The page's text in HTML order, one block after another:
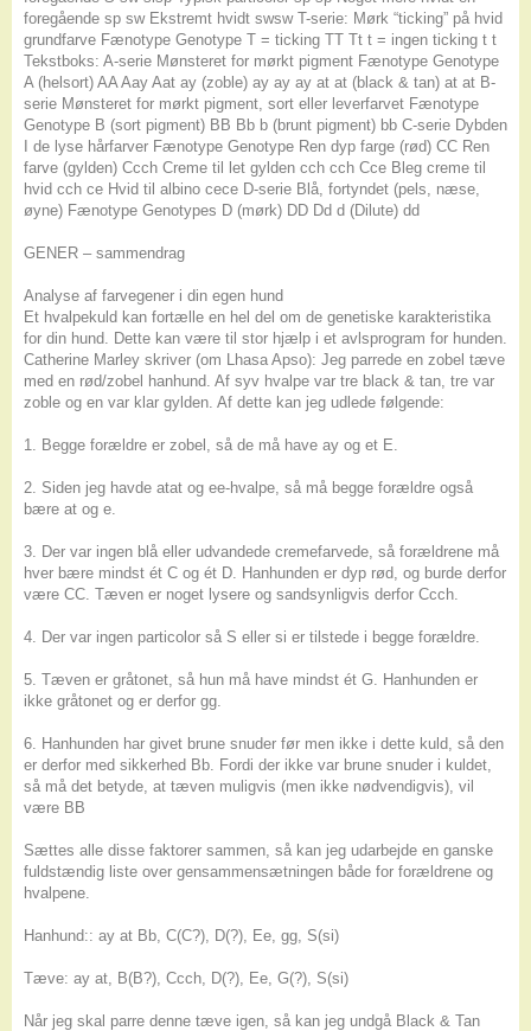
foregående sp sw Ekstremt hvidt swsw T-serie: Mørk “ticking” på hvid
grundfarve Fænotype Genotype T = ticking TT Tt t = ingen ticking t t
Tekstboks: A-serie Mønsteret for mørkt pigment Fænotype Genotype
A (helsort) AA Aay Aat ay (zoble) ay ay ay at at (black & tan) at at B-
serie Mønsteret for mørkt pigment, sort eller leverfarvet Fænotype
Genotype B (sort pigment) BB Bb b (brunt pigment) bb C-serie Dybden
I de lyse hårfarver Fænotype Genotype Ren dyp farge (rød) CC Ren
farve (gylden) Ccch Creme til let gylden cch cch Cce Bleg creme til
hvid cch ce Hvid til albino cece D-serie Blå, fortyndet (pels, næse,
øyne) Fænotype Genotypes D (mørk) DD Dd d (Dilute) dd
GENER – sammendrag
Analyse af farvegener i din egen hund
Et hvalpekuld kan fortælle en hel del om de genetiske karakteristika
for din hund. Dette kan være til stor hjælp i et avlsprogram for hunden.
Catherine Marley skriver (om Lhasa Apso): Jeg parrede en zobel tæve
med en rød/zobel hanhund. Af syv hvalpe var tre black & tan, tre var
zoble og en var klar gylden. Af dette kan jeg udlede følgende:
1. Begge forældre er zobel, så de må have ay og et E.
2. Siden jeg havde atat og ee-hvalpe, så må begge forældre også
bære at og e.
3. Der var ingen blå eller udvandede cremefarvede, så forældrene må
hver bære mindst ét C og ét D. Hanhunden er dyp rød, og burde derfor
være CC. Tæven er noget lysere og sandsynligvis derfor Ccch.
4. Der var ingen particolor så S eller si er tilstede i begge forældre.
5. Tæven er gråtonet, så hun må have mindst ét G. Hanhunden er
ikke gråtonet og er derfor gg.
6. Hanhunden har givet brune snuder før men ikke i dette kuld, så den
er derfor med sikkerhed Bb. Fordi der ikke var brune snuder i kuldet,
så må det betyde, at tæven muligvis (men ikke nødvendigvis), vil
være BB
Sættes alle disse faktorer sammen, så kan jeg udarbejde en ganske
fuldstændig liste over gensammensætningen både for forældrene og
hvalpene.
Hanhund:: ay at Bb, C(C?), D(?), Ee, gg, S(si)
Tæve: ay at, B(B?), Ccch, D(?), Ee, G(?), S(si)
Når jeg skal parre denne tæve igen, så kan jeg undgå Black & Tan